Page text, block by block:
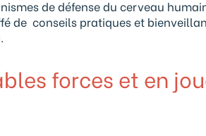
de défense du cerveau
de conseils pratiques et
forces et en